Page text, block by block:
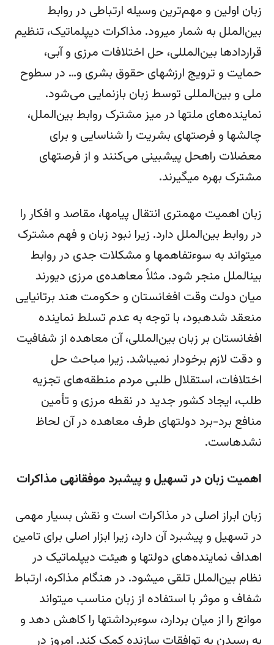
زبان اولین و مهم‌ترین وسیله ارتباطی در روابط
بین‌الملل به شمار می­رود. مذاکرات دیپلماتیک، تنظیم
قراردادها بین‌المللی، حل اختلافات مرزی و آبی،
حمایت و ترویج ارزش­های حقوق بشری و… در سطوح
ملی و بین‌المللی توسط زبان بازنمایی می‌شود.
نماینده­‌های ملت­ها در میز مشترک روابط بین‌الملل،
چالش­ها و فرصت­های بشریت را شناسایی و برای
معضلات راه­­حل پیش­بینی می‌کنند و از فرصت­های
مشترک بهره می­گیرند.
زبان اهمیت مهمتری انتقال پیام­ها، مقاصد و افکار را
در روابط بین‌الملل دارد. زیرا نبود زبان و فهم مشترک
می­تواند به سوءتفاهم­ها و مشکلات جدی در روابط
بین­الملل منجر شود. مثلاً معاهده‌ی مرزی دیورند
میان دولت وقت افغانستان و حکومت هند برتانیایی
منعقد شده­بود، با توجه به عدم تسلط نماینده
افغانستان بر زبان بین‌المللی، آن معاهده از شفافیت
و دقت لازم برخودار نمی­باشد. زیرا مباحث حل
اختلافات، استقلال طلبی مردم منطقه‌های تجزیه
طلب، ایجاد کشور جدید در نقطه مرزی و تأمین
منافع برد-برد دولت­های طرف معاهده در آن لحاظ
نشده­است.
اهمیت زبان در تسهیل و پیشبرد موفقانه­ی مذاکرات
زبان ابراز اصلی در مذاکرات است و نقش بسیار مهمی
در تسهیل و پیشبرد آن دارد، زیرا ابزار اصلی برای تامین
اهداف نماینده‌های دولت­ها و هیئت دیپلماتیک در
نظام بین‌الملل تلقی می­شود. در هنگام مذاکره، ارتباط
شفاف و موثر با استفاده از زبان مناسب می­تواند
موانع را از میان بردارد، سوءبرداشت­ها را کاهش دهد و
به رسیدن به توافقات سازنده کمک کند. امروز در